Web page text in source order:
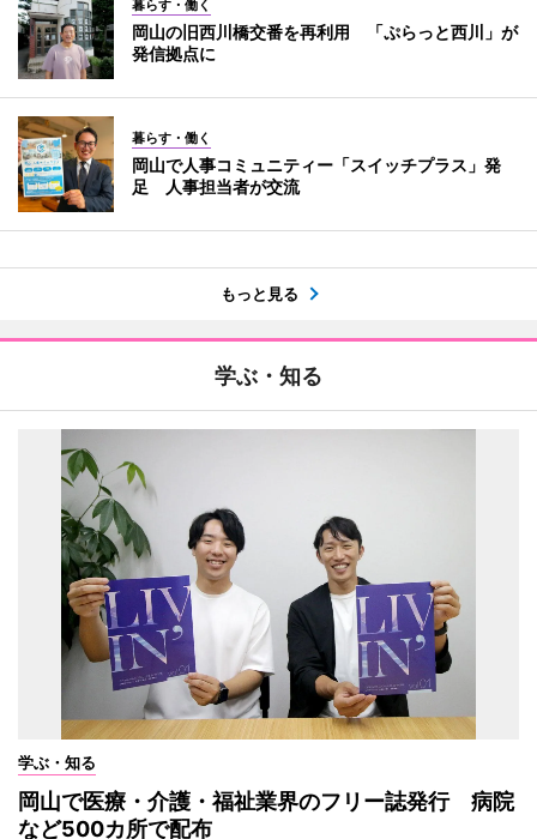
暮らす・働く
岡山の旧西川橋交番を再利用 「ぷらっと西川」が
発信拠点に
暮らす・働く
岡山で人事コミュニティー「スイッチプラス」発
足 人事担当者が交流
もっと見る
学ぶ・知る
学ぶ・知る
岡山で医療・介護・福祉業界のフリー誌発行 病院
など500カ所で配布